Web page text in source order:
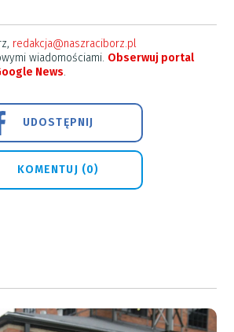
redakcja@naszraciborz.pl
wiadomościami. Obserwuj portal
News.
UDOSTĘPNIJ
KOMENTUJ (0)